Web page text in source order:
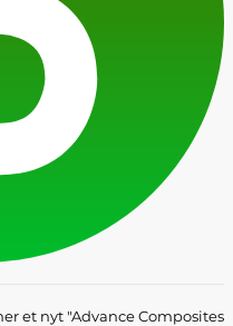
et nyt "Advance Composites